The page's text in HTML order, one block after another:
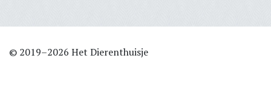
© 2019–2026 Het Dierenthuisje